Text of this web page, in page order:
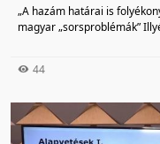
„A hazám határai is
magyar „sorsproblémák”
44